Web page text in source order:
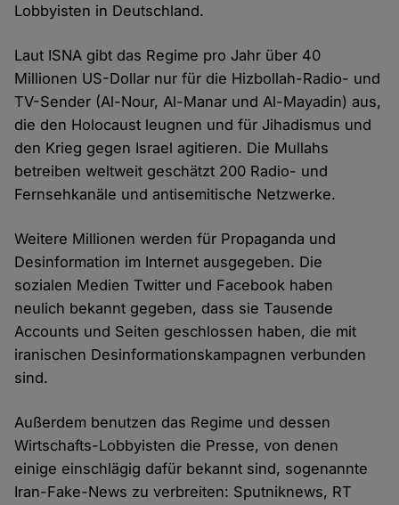
Lobbyisten in Deutschland.
Laut ISNA gibt das Regime pro Jahr über 40
Millionen US-Dollar nur für die Hizbollah-Radio- und
TV-Sender (Al-Nour, Al-Manar und Al-Mayadin) aus,
die den Holocaust leugnen und für Jihadismus und
den Krieg gegen Israel agitieren. Die Mullahs
betreiben weltweit geschätzt 200 Radio- und
Fernsehkanäle und antisemitische Netzwerke.
Weitere Millionen werden für Propaganda und
Desinformation im Internet ausgegeben. Die
sozialen Medien Twitter und Facebook haben
neulich bekannt gegeben, dass sie Tausende
Accounts und Seiten geschlossen haben, die mit
iranischen Desinformationskampagnen verbunden
sind.
Außerdem benutzen das Regime und dessen
Wirtschafts-Lobbyisten die Presse, von denen
einige einschlägig dafür bekannt sind, sogenannte
Iran-Fake-News zu verbreiten: Sputniknews, RT